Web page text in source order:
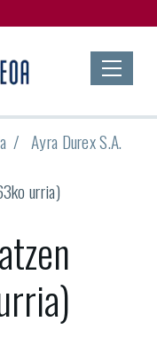
Ayra Durex S.A.
urria)